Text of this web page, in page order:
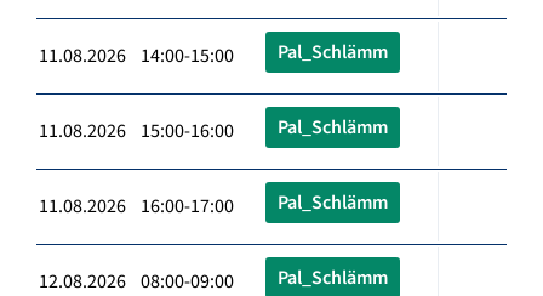
11.08.2026 14:00-15:00 Pal_Schlämm
11.08.2026 15:00-16:00 Pal_Schlämm
11.08.2026 16:00-17:00 Pal_Schlämm
12.08.2026 08:00-09:00 Pal_Schlämm